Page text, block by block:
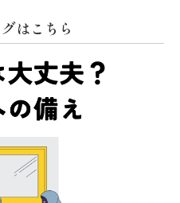
はこちら